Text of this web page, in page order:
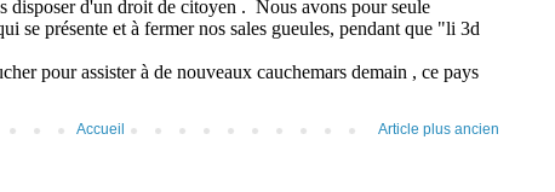
Article plus ancien
Accueil